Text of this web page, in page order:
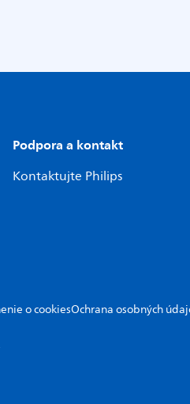
Podpora a kontakt
Kontaktujte Philips
o cookiesOchrana osobných